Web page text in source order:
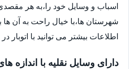
اسباب و وسایل خود را،به هر مقصدی
شهرستان ها،با خیال راحت به آن
اطلاعات بیشتر می توانید با اتوبار
دارای وسایل نقلیه با اندازه